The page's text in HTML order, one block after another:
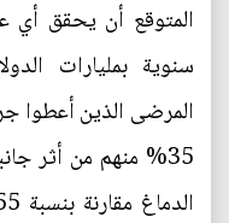
المتوقع أن يحقق أي
سنوية بمليارات
المرضى الذين أعطوا
35% منهم من أثر